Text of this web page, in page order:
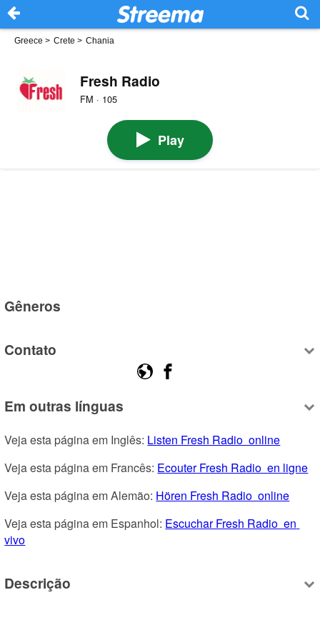
Greece > Crete > Chania
Fresh Radio
FM · 105
Play
Gêneros
Contato
Em outras línguas
Veja esta página em Inglês: Listen Fresh Radio  online
Veja esta página em Francês: Ecouter Fresh Radio  en ligne
Veja esta página em Alemão: Hören Fresh Radio  online
Veja esta página em Espanhol: Escuchar Fresh Radio  en
vivo
Descrição